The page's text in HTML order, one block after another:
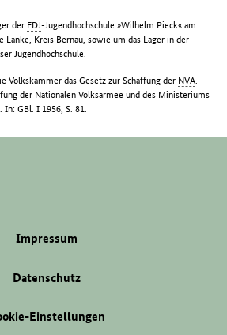
der FDJ-Jugendhochschule »Wilhelm Pieck« am
Lanke, Kreis Bernau, sowie um das Lager in der
Jugendhochschule.
Volkskammer das Gesetz zur Schaffung der NVA
der Nationalen Volksarmee und des Ministeriums
In:GBl. I 1956, S. 81.
Impressum
Datenschutz
Einstellungen